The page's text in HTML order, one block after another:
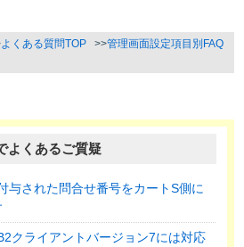
よくある質問TOP
管理画面設定項目別FAQ
よくあるご質疑
与された問合せ番号をカートS側に
クライアントバージョン7には対応